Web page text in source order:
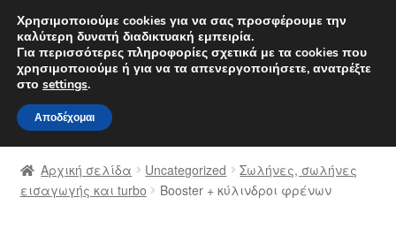
ΑΠΟΣΤΟΛΗ από 7 EUR
Δευτέρα-Παρ. 9 π.μ. - 4 μ.μ.
Απευθείας
μετάβαση
στην
πλοήγηση
Μετάβαση
σε
περιεχόμενο
Αρχική
Διαδικασία Παραπόνων
Αρχική σελίδα Uncategorized
Σωλήνες, σωλήνες
εισαγωγής και turbo
Booster + κύλινδροι φρένων
Χρησιμοποιούμε cookies για να σας προσφέρουμε την
καλύτερη δυνατή διαδικτυακή εμπειρία.
Για περισσότερες πληροφορίες σχετικά με τα cookies που
χρησιμοποιούμε ή για να τα απενεργοποιήσετε, ανατρέξτε
στο settings.
Αποδέχομαι